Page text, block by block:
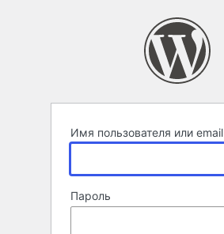
Имя пользователя или email
Пароль